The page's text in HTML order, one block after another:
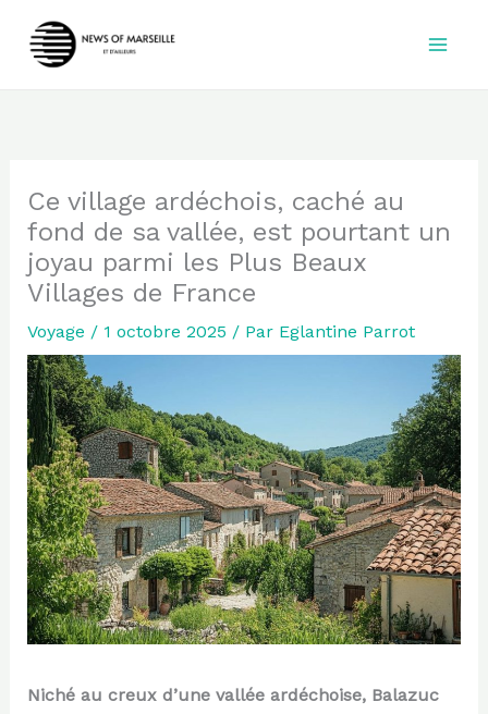
Ce village ardéchois, caché au
fond de sa vallée, est pourtant un
joyau parmi les Plus Beaux
Villages de France
Voyage / 1 octobre 2025 / Par Eglantine Parrot
Niché au creux d’une vallée ardéchoise, Balazuc